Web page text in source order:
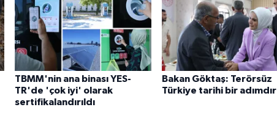
TBMM'nin ana binası YES-
TR'de 'çok iyi' olarak
sertifikalandırıldı
Bakan Göktaş: Terörsüz
Türkiye tarihi bir adımdır